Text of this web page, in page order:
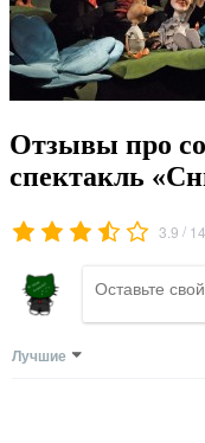
Отзывы про
спектакль
3.9 / 14
Лучшие